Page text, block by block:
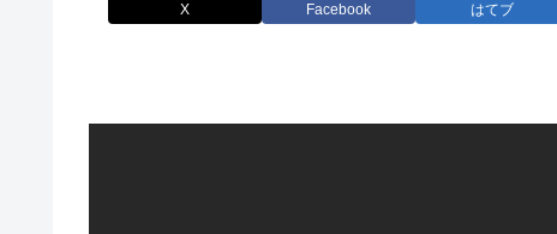
X Facebook はてブ